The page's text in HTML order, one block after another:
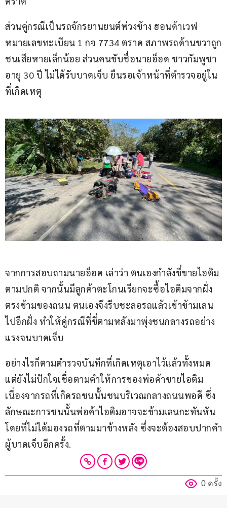
ส่วนคู่กรณีเป็นรถจักรยานยนต์พ่วงข้าง ฮอนด้าเวฟ
หมายเลขทะเบียน 1 กจ 7734 ตราด สภาพรถด้านขวาถูก
ชนเสียหายเล็กน้อย ส่วนคนขับชื่อนายอ็อด ชาวกัมพูชา
อายุ 30 ปี ไม่ได้รับบาดเจ็บ ยืนรอเจ้าหน้าที่ตำรวจอยู่ใน
ที่เกิดเหตุ
จากการสอบถามนายอ็อด เล่าว่า ตนเองกำลังขี่ขายไอติม
ตามปกติ จากนั้นมีลูกค้าตะโกนเรียกจะซื้อไอติมจากฝั่ง
ตรงข้ามของถนน ตนเองจึงรีบชะลอรถแล้วเข้าข้ามเลน
ไปอีกฝั่ง ทำให้คู่กรณีที่ขี่ตามหลังมาพุ่งชนกลางรถอย่าง
แรงจนบาดเจ็บ
อย่างไรก็ตามตำรวจบันทึกที่เกิดเหตุเอาไว้แล้วทั้งหมด
แต่ยังไม่ปักใจเชื่อตามคำให้การของพ่อค้าขายไอติม
เนื่องจากรถที่เกิดรถชนนั้นชนบริเวณกลางถนนพอดี ซึ่ง
ลักษณะการชนนั้นพ่อค้าไอติมอาจจะข้ามเลนกะทันหัน
โดยที่ไม่ได้มองรถที่ตามมาข้างหลัง ซึ่งจะต้องสอบปากคำ
ผู้บาดเจ็บอีกครั้ง.
0 ครั้ง